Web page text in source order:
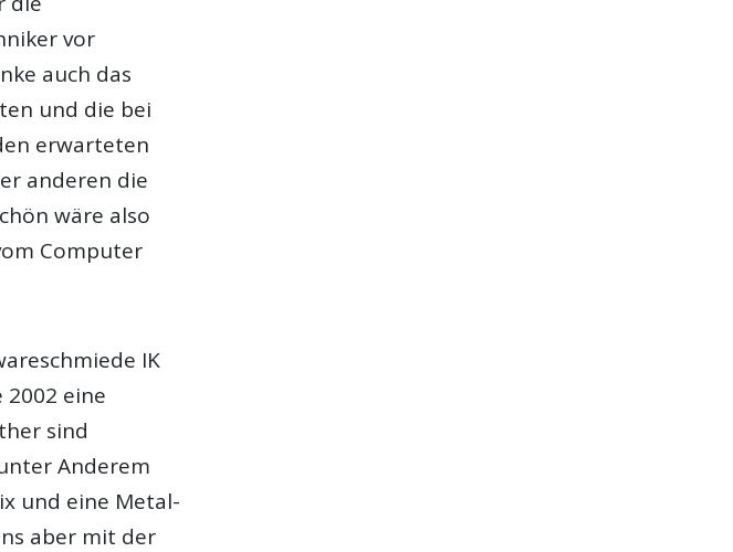
vor
auch das
und die bei
erwarteten
anderen die
wäre also
Computer
IK
eine
sind
Anderem
und eine Metal-
aber mit der